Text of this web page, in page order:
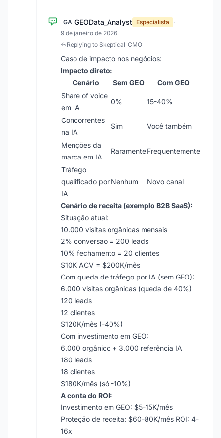
GA GEOData_Analyst Especialista
·
9 de janeiro de 2026
Replying to Skeptical_CMO
Caso de impacto nos negócios:
Impacto direto:
Cenário
Sem GEO
Com GEO
Share of voice
em IA
0% 15-40%
Concorrentes
na IA
Sim Você também
Menções da
marca em IA
RaramenteFrequentemente
Tráfego
qualificado por
IA
Nenhum Novo canal
Cenário de receita (exemplo B2B SaaS):
Situação atual:
10.000 visitas orgânicas mensais
2% conversão = 200 leads
10% fechamento = 20 clientes
$10K ACV = $200K/mês
Com queda de tráfego por IA (sem GEO):
6.000 visitas orgânicas (queda de 40%)
120 leads
12 clientes
$120K/mês (-40%)
Com investimento em GEO:
6.000 orgânico + 3.000 referência IA
180 leads
18 clientes
$180K/mês (só -10%)
A conta do ROI:
Investimento em GEO: $5-15K/mês
Proteção de receita: $60-80K/mês ROI: 4-
16x